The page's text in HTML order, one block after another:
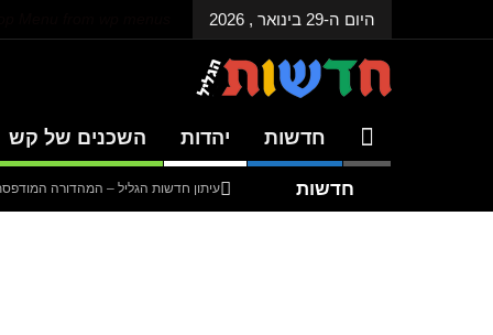
היום ה-29 בינואר , 2026
חדשות יהדות השכנים של קש
חדשות עיתון חדשות הגליל – המהדורה המודפסת |